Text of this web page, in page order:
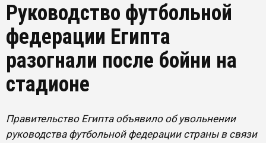
Руководство футбольной
федерации Египта
разогнали после бойни на
стадионе
Правительство Египта объявило об увольнении
руководства футбольной федерации страны в связи